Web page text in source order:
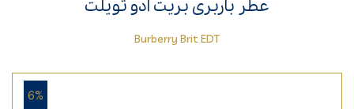
عطر باربری بریت ادو تویلت
Burberry Brit EDT
6%